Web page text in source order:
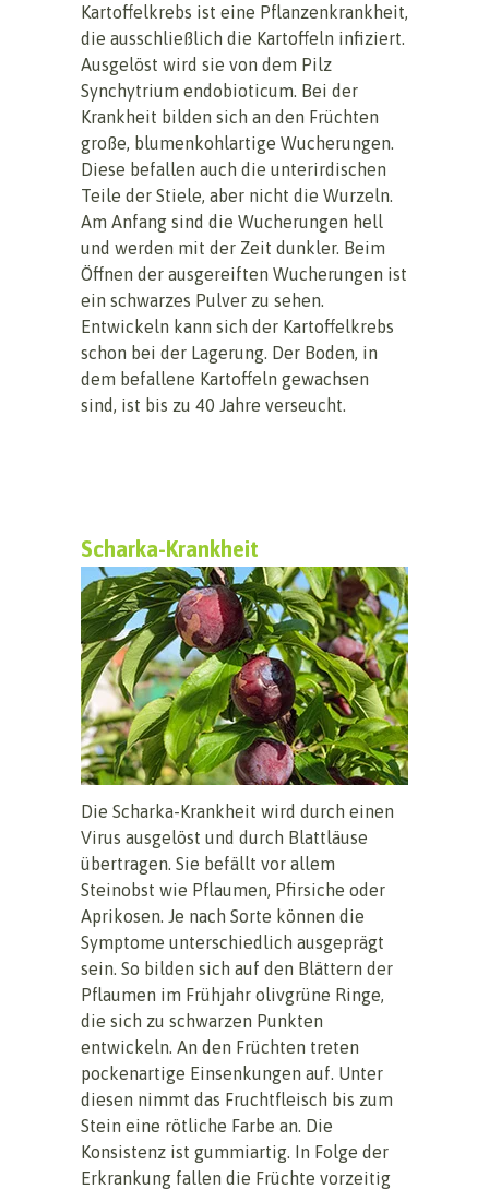
Kartoffelkrebs ist eine Pflanzenkrankheit,
die ausschließlich die Kartoffeln infiziert.
Ausgelöst wird sie von dem Pilz
Synchytrium endobioticum. Bei der
Krankheit bilden sich an den Früchten
große, blumenkohlartige Wucherungen.
Diese befallen auch die unterirdischen
Teile der Stiele, aber nicht die Wurzeln.
Am Anfang sind die Wucherungen hell
und werden mit der Zeit dunkler. Beim
Öffnen der ausgereiften Wucherungen ist
ein schwarzes Pulver zu sehen.
Entwickeln kann sich der Kartoffelkrebs
schon bei der Lagerung. Der Boden, in
dem befallene Kartoffeln gewachsen
sind, ist bis zu 40 Jahre verseucht.
Scharka-Krankheit
Die Scharka-Krankheit wird durch einen
Virus ausgelöst und durch Blattläuse
übertragen. Sie befällt vor allem
Steinobst wie Pflaumen, Pfirsiche oder
Aprikosen. Je nach Sorte können die
Symptome unterschiedlich ausgeprägt
sein. So bilden sich auf den Blättern der
Pflaumen im Frühjahr olivgrüne Ringe,
die sich zu schwarzen Punkten
entwickeln. An den Früchten treten
pockenartige Einsenkungen auf. Unter
diesen nimmt das Fruchtfleisch bis zum
Stein eine rötliche Farbe an. Die
Konsistenz ist gummiartig. In Folge der
Erkrankung fallen die Früchte vorzeitig